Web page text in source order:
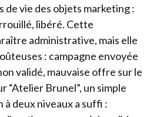
de vie des objets marketing :
libéré. Cette
administrative, mais elle
: campagne envoyée
validé, mauvaise offre sur le
“Atelier Brunel”, un simple
deux niveaux a suffi :